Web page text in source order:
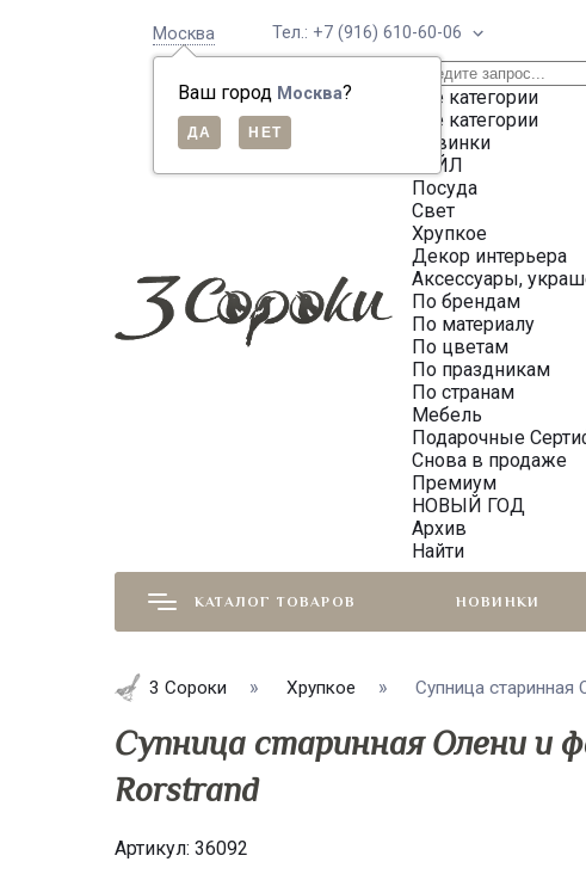
Москва
Ваш город Москва?
Тел.: +7 (916) 610-60-06
Все категории
Все категории
Новинки
СЕЙЛ
Посуда
Свет
Хрупкое
Декор интерьера
Аксессуары,
По брендам
По материалу
По цветам
По праздникам
По странам
Мебель
Подарочные
Снова в продаже
Премиум
НОВЫЙ ГОД
Архив
Найти
КАТАЛОГ ТОВАРОВ НОВИНКИ
3 Сороки Хрупкое Супница старинная
Супница старинная Олени и
Rorstrand
Артикул: 36092